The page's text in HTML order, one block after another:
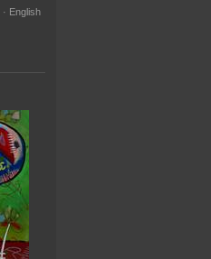
· English